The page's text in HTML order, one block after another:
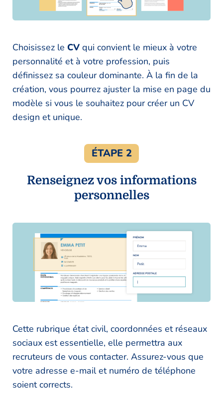
Choisissez le CV qui convient le mieux à votre
personnalité et à votre profession, puis
définissez sa couleur dominante. À la fin de la
création, vous pourrez ajuster la mise en page du
modèle si vous le souhaitez pour créer un CV
design et unique.
ÉTAPE 2
Renseignez vos informations
personnelles
Cette rubrique état civil, coordonnées et réseaux
sociaux est essentielle, elle permettra aux
recruteurs de vous contacter. Assurez-vous que
votre adresse e-mail et numéro de téléphone
soient corrects.